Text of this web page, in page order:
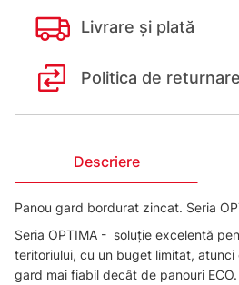
Livrare și plată
Politica de returnare
Descriere
Panou gard bordurat zincat. Seria
Seria OPTIMA - soluție excelentă
teritoriului, cu un buget limitat,
gard mai fiabil decât de panouri